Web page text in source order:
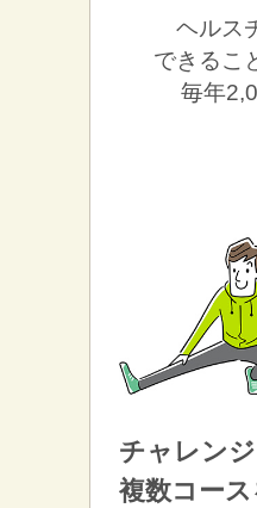
ヘルス
できるこ
毎年
チャレン
複数コー